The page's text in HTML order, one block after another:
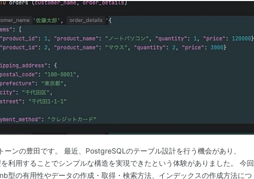
ーンの豊田です。 最近、PostgreSQLのテーブル設計を行う機会があり、
利用することでシンプルな構造を実現できたという体験がありました。 今回
型の有用性やデータの作成・取得・検索方法、インデックスの作成方法につ